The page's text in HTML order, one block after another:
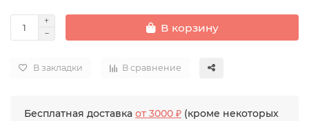
В корзину
В закладки В сравнение
Бесплатная доставка от 3000 ₽ (кроме некоторых